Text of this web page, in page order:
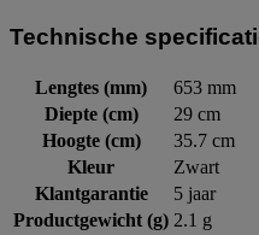
Technische
Lengtes (mm)
653 mm
Diepte (cm)
29 cm
Hoogte (cm)
35.7 cm
Kleur
Zwart
Klantgarantie
5 jaar
Productgewicht (g) 2.1 g